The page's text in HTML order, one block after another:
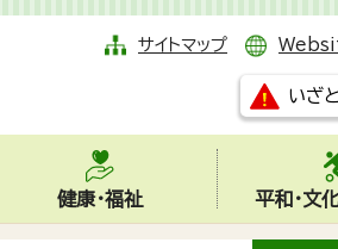
サイトマップ
いざ
健康・福祉 平和・文